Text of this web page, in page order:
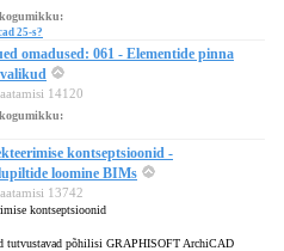
25-s?
omadused: 061 - Elementide pinna
14120
kontseptsioonid -
loomine BIMs
13742
kontseptsioonid
tutvustavad põhilisi GRAPHISOFT ArchiCAD